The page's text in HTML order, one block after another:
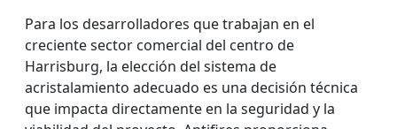
Para los desarrolladores que trabajan en el
creciente sector comercial del centro de
Harrisburg, la elección del sistema de
acristalamiento adecuado es una decisión técnica
que impacta directamente en la seguridad y la